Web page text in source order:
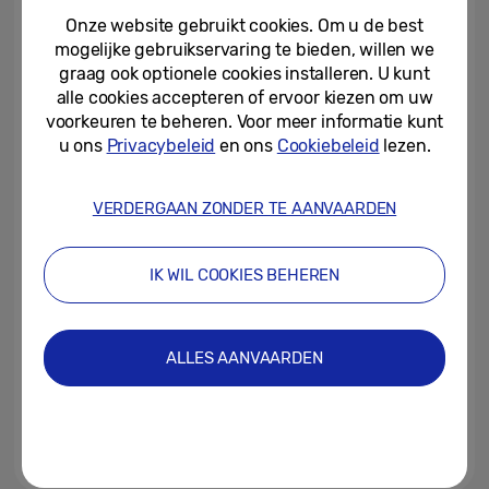
19-02-2021
Samsung maakt MicroLED ook
voor thuis beschikbaar
of van Gogh in je interieur op het
unieke scherm van lifestyle TV...
Apple lanceert Apple TV+:
Onze website gebruikt cookies. Om u de best
mogelijke gebruikservaring te bieden, willen we
graag ook optionele cookies installeren. U kunt
alle cookies accepteren of ervoor kiezen om uw
voorkeuren te beheren. Voor meer informatie kunt
u ons Privacybeleid en ons Cookiebeleid lezen.
VERDERGAAN ZONDER TE AANVAARDEN
IK WIL COOKIES BEHEREN
ALLES AANVAARDEN